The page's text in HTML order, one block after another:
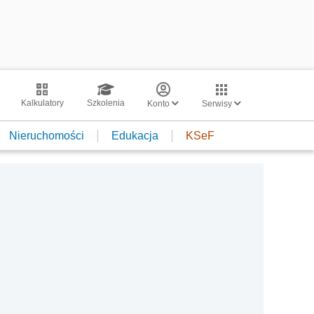
Kalkulatory Szkolenia Konto Serwisy
Nieruchomości Edukacja KSeF